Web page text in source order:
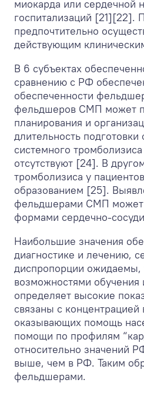
миокарда или сердечной
госпитализаций [21][22].
предпочтительно
действующим
В 6 субъектах
сравнению с РФ
обеспеченности
фельдшеров СМП может
планирования и
длительность
системного
отсутствуют [24]. В
тромболизиса у
образованием [25].
фельдшерами СМП может
формами сердечно-
Наибольшие значения
диагностике и лечению,
диспропорции ожидаемы,
возможностями обучения
определяет высокие
связаны с
оказывающих помощь
помощи по профилям
относительно значений
выше, чем в РФ. Таким
фельдшерами.